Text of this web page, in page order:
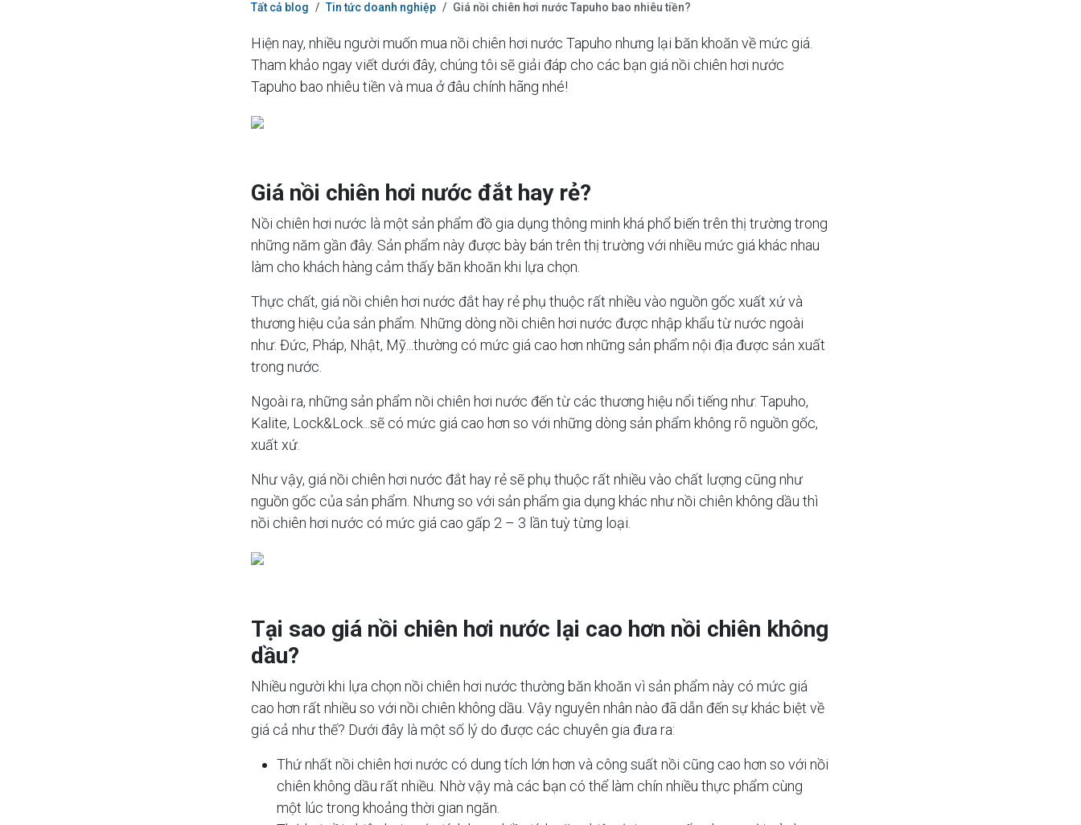
Tất cả blog Tin tức doanh nghiệp Giá nồi chiên hơi nước Tapuho bao nhiêu tiền?
Hiện nay, nhiều người muốn mua nồi chiên hơi nước Tapuho nhưng lại băn khoăn về mức giá.
Tham khảo ngay viết dưới đây, chúng tôi sẽ giải đáp cho các bạn giá nồi chiên hơi nước
Tapuho bao nhiêu tiền và mua ở đâu chính hãng nhé!
Giá nồi chiên hơi nước đắt hay rẻ?
Nồi chiên hơi nước là một sản phẩm đồ gia dụng thông minh khá phổ biến trên thị trường trong
những năm gần đây. Sản phẩm này được bày bán trên thị trường với nhiều mức giá khác nhau
làm cho khách hàng cảm thấy băn khoăn khi lựa chọn.
Thực chất, giá nồi chiên hơi nước đắt hay rẻ phụ thuộc rất nhiều vào nguồn gốc xuất xứ và
thương hiệu của sản phẩm. Những dòng nồi chiên hơi nước được nhập khẩu từ nước ngoài
như: Đức, Pháp, Nhật, Mỹ...thường có mức giá cao hơn những sản phẩm nội địa được sản xuất
trong nước.
Ngoài ra, những sản phẩm nồi chiên hơi nước đến từ các thương hiệu nổi tiếng như: Tapuho,
Kalite, Lock&Lock...sẽ có mức giá cao hơn so với những dòng sản phẩm không rõ nguồn gốc,
xuất xứ.
Như vậy, giá nồi chiên hơi nước đắt hay rẻ sẽ phụ thuộc rất nhiều vào chất lượng cũng như
nguồn gốc của sản phẩm. Nhưng so với sản phẩm gia dụng khác như nồi chiên không dầu thì
nồi chiên hơi nước có mức giá cao gấp 2 – 3 lần tuỳ từng loại.
Tại sao giá nồi chiên hơi nước lại cao hơn nồi chiên không
dầu?
Nhiều người khi lựa chọn nồi chiên hơi nước thường băn khoăn vì sản phẩm này có mức giá
cao hơn rất nhiều so với nồi chiên không dầu. Vậy nguyên nhân nào đã dẫn đến sự khác biệt về
giá cả như thế? Dưới đây là một số lý do được các chuyên gia đưa ra:
Thứ nhất nồi chiên hơi nước có dung tích lớn hơn và công suất nồi cũng cao hơn so với nồi
chiên không dầu rất nhiều. Nhờ vậy mà các bạn có thể làm chín nhiều thực phẩm cùng
một lúc trong khoảng thời gian ngăn.